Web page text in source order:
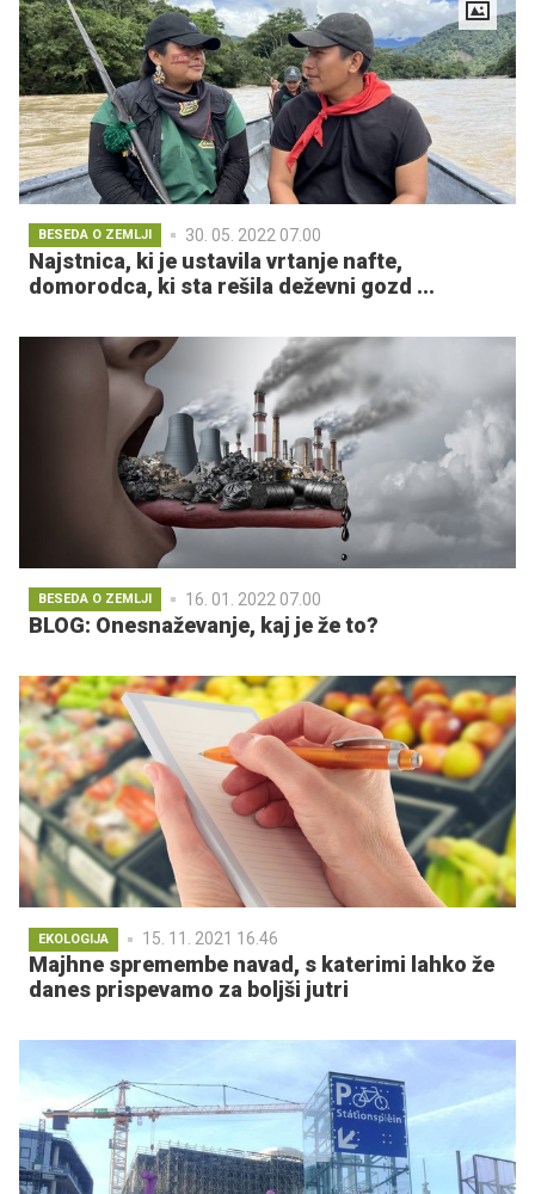
BESEDA O ZEMLJI 30. 05. 2022 07.00
Najstnica, ki je ustavila vrtanje nafte,
domorodca, ki sta rešila deževni gozd ...
BESEDA O ZEMLJI 16. 01. 2022 07.00
BLOG: Onesnaževanje, kaj je že to?
EKOLOGIJA 15. 11. 2021 16.46
Majhne spremembe navad, s katerimi lahko že
danes prispevamo za boljši jutri